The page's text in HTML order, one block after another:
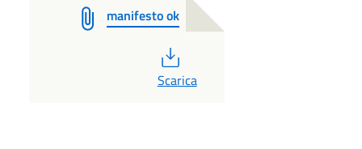
manifesto ok
PDF
Scarica